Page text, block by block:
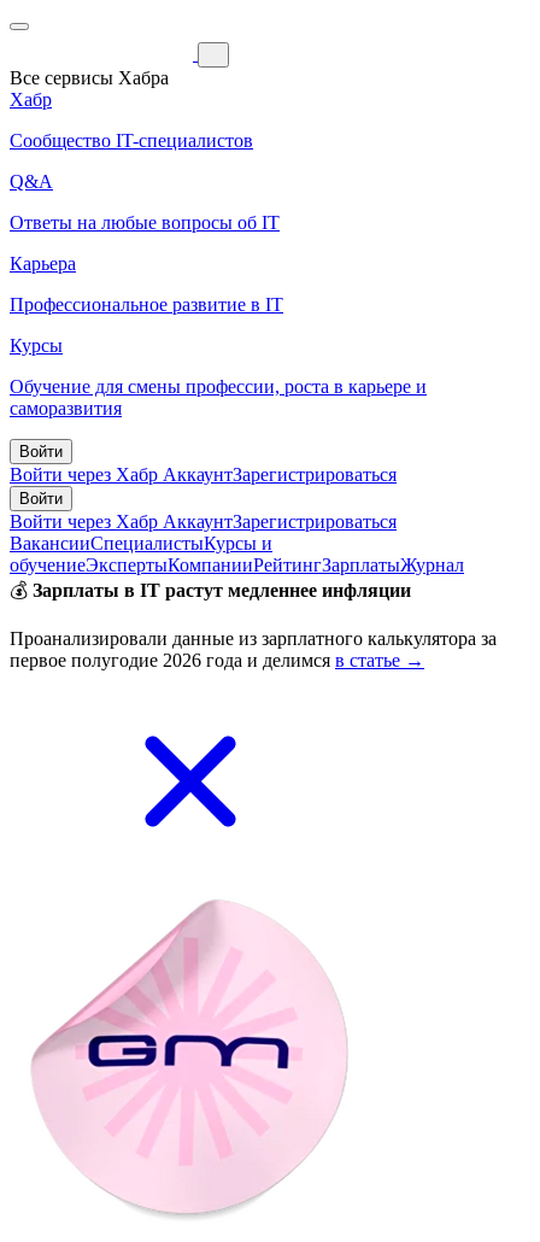
Все сервисы Хабра
Хабр
Сообщество IT-специалистов
Q&A
Ответы на любые вопросы об IT
Карьера
Профессиональное развитие в IT
Курсы
Обучение для смены профессии, роста в карьере и
саморазвития
Войти
Войти через Хабр АккаунтЗарегистрироваться
Войти
Войти через Хабр АккаунтЗарегистрироваться
ВакансииСпециалистыКурсы и
обучениеЭкспертыКомпанииРейтингЗарплатыЖурнал
💰 Зарплаты в IT растут медленнее инфляции
Проанализировали данные из зарплатного калькулятора за
первое полугодие 2026 года и делимся в статье →